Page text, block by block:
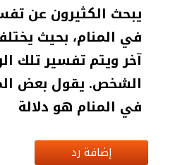
يبحث الكثيرون عن
في المنام، بحيث
آخر ويتم تفسير تلك
الشخص. يقول بعض
في المنام هو دلالة
إضافة رد